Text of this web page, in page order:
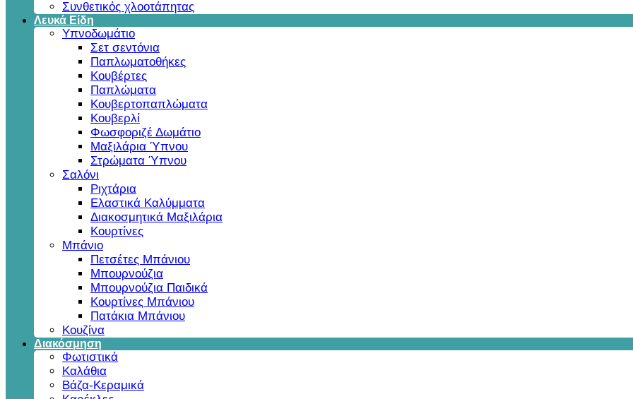
Συνθετικός χλοοτάπητας
Λευκά Είδη
Υπνοδωμάτιο
Σετ σεντόνια
Παπλωματοθήκες
Κουβέρτες
Παπλώματα
Κουβερτοπαπλώματα
Κουβερλί
Φωσφοριζέ Δωμάτιο
Μαξιλάρια Ύπνου
Στρώματα Ύπνου
Σαλόνι
Ριχτάρια
Ελαστικά Καλύμματα
Διακοσμητικά Μαξιλάρια
Κουρτίνες
Μπάνιο
Πετσέτες Μπάνιου
Μπουρνούζια
Μπουρνούζια Παιδικά
Κουρτίνες Μπάνιου
Πατάκια Μπάνιου
Κουζίνα
Διακόσμηση
Φωτιστικά
Καλάθια
Βάζα-Κεραμικά